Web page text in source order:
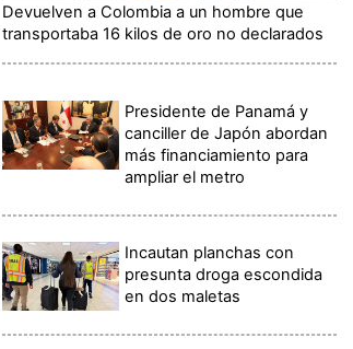
Devuelven a Colombia a un hombre que
transportaba 16 kilos de oro no declarados
Presidente de Panamá y
canciller de Japón abordan
más financiamiento para
ampliar el metro
Incautan planchas con
presunta droga escondida
en dos maletas